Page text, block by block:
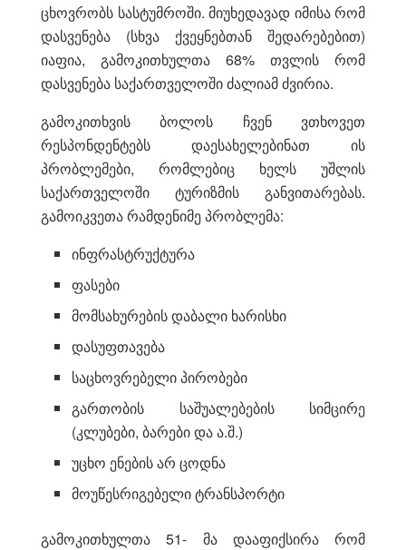
ცხოვრობს სასტუმროში. მიუხედავად იმისა რომ
დასვენება (სხვა ქვეყნებთან შედარებებით)
იაფია, გამოკითხულთა 68% თვლის რომ
დასვენება საქართველოში ძალიამ ძვირია.
გამოკითხვის ბოლოს ჩვენ ვთხოვეთ
რესპონდენტებს დაესახელებინათ ის
პრობლემები, რომლებიც ხელს უშლის
საქართველოში ტურიზმის განვითარებას.
გამოიკვეთა რამდენიმე პრობლემა:
ინფრასტრუქტურა
ფასები
მომსახურების დაბალი ხარისხი
დასუფთავება
საცხოვრებელი პირობები
გართობის საშუალებების სიმცირე
(კლუბები, ბარები და ა.შ.)
უცხო ენების არ ცოდნა
მოუწესრიგებელი ტრანსპორტი
გამოკითხულთა 51- მა დააფიქსირა რომ